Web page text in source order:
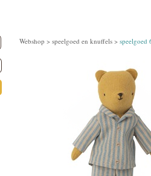
Webshop > speelgoed en knuffels > speelgoed